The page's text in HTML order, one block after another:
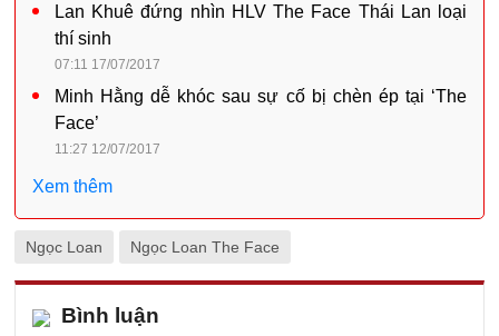
Lan Khuê đứng nhìn HLV The Face Thái Lan loại
thí sinh
07:11 17/07/2017
Minh Hằng dễ khóc sau sự cố bị chèn ép tại ‘The
Face’
11:27 12/07/2017
Xem thêm
Ngọc Loan Ngọc Loan The Face
Bình luận